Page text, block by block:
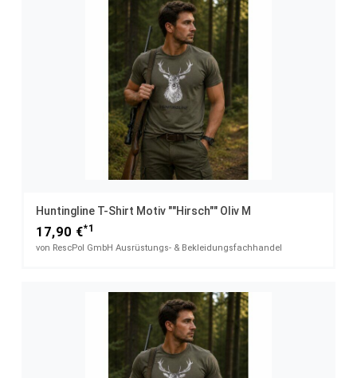
Huntingline T-Shirt Motiv ""Hirsch"" Oliv M
17,90 €*1
von RescPol GmbH Ausrüstungs- & Bekleidungsfachhandel